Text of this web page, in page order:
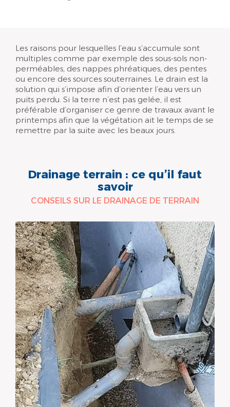
Les raisons pour lesquelles l’eau s’accumule sont
multiples comme par exemple des sous-sols non-
perméables, des nappes phréatiques, des pentes
ou encore des sources souterraines. Le drain est la
solution qui s’impose afin d’orienter l’eau vers un
puits perdu. Si la terre n’est pas gelée, il est
préférable d’organiser ce genre de travaux avant le
printemps afin que la végétation ait le temps de se
remettre par la suite avec les beaux jours.
Drainage terrain : ce qu’il faut
savoir
CONSEILS SUR LE DRAINAGE DE TERRAIN